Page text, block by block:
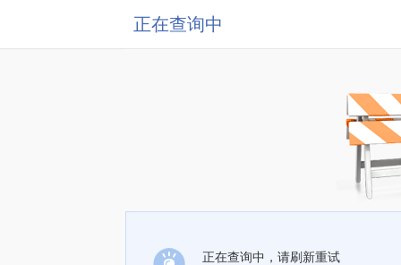
正在查询中
正在查询中，请刷新重试